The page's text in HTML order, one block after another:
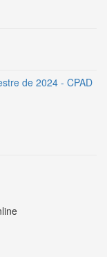
de 2024 - CPAD